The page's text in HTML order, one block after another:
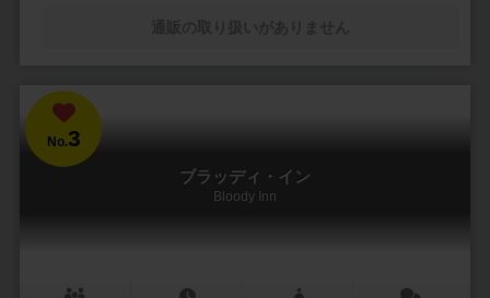
No.3
ブラッディ・イン
Bloody Inn